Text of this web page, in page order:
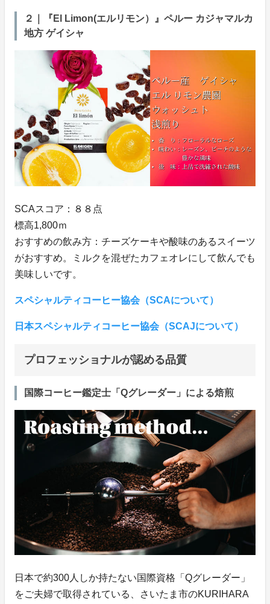
２｜『El Limon(エルリモン）』ペルー カジャマルカ
地方 ゲイシャ
SCAスコア：８８点
標高1,800ｍ
おすすめの飲み方：チーズケーキや酸味のあるスイーツ
がおすすめ。ミルクを混ぜたカフェオレにして飲んでも
美味しいです。
スペシャルティコーヒー協会（SCAについて）
日本スペシャルティコーヒー協会（SCAJについて）
プロフェッショナルが認める品質
国際コーヒー鑑定士「Qグレーダー」による焙煎
日本で約300人しか持たない国際資格「Qグレーダー」
をご夫婦で取得されている、さいたま市のKURIHARA